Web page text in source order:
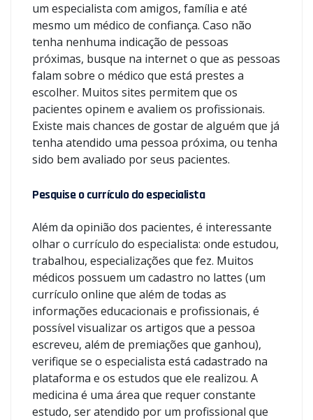
um especialista com amigos, família e até
mesmo um médico de confiança. Caso não
tenha nenhuma indicação de pessoas
próximas, busque na internet o que as pessoas
falam sobre o médico que está prestes a
escolher. Muitos sites permitem que os
pacientes opinem e avaliem os profissionais.
Existe mais chances de gostar de alguém que já
tenha atendido uma pessoa próxima, ou tenha
sido bem avaliado por seus pacientes.
Pesquise o currículo do especialista
Além da opinião dos pacientes, é interessante
olhar o currículo do especialista: onde estudou,
trabalhou, especializações que fez. Muitos
médicos possuem um cadastro no lattes (um
currículo online que além de todas as
informações educacionais e profissionais, é
possível visualizar os artigos que a pessoa
escreveu, além de premiações que ganhou),
verifique se o especialista está cadastrado na
plataforma e os estudos que ele realizou. A
medicina é uma área que requer constante
estudo, ser atendido por um profissional que